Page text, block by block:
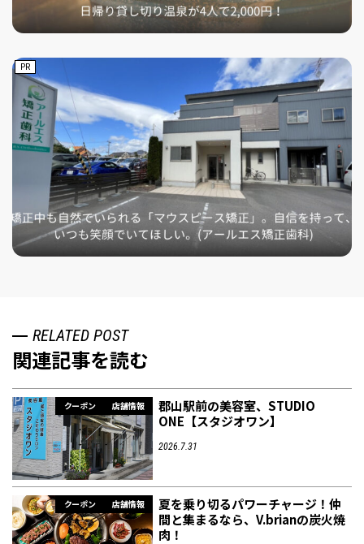
PR
RELATED POST
関連記事を読む
クーポン 店舗情報
郡山駅前の美容室、STUDIO
ONE【スタジオワン】
2026.7.31
クーポン 店舗情報
夏を乗り切るパワーチャージ！仲
間と集まるなら、V.brianの炭火焼
肉！